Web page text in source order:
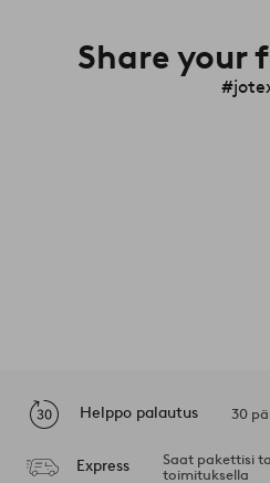
Share your
Helppo palautus 30
Express
Saat pakettisi
toimituksella